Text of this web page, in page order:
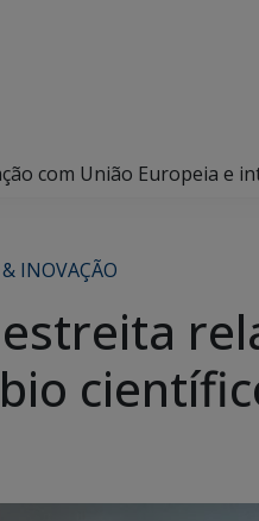
com União Europeia e
INOVAÇÃO